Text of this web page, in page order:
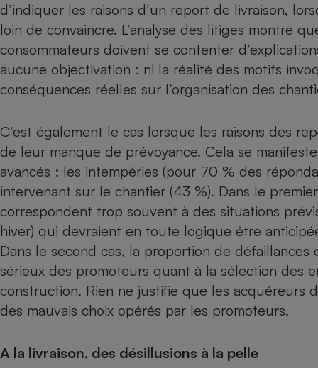
d’indiquer les raisons d’un report de livraison,
loin de convaincre. L’analyse des litiges montre
consommateurs doivent se contenter
aucune objectivation : ni la réalité des motifs
conséquences réelles sur l’organisation des
C’est également le cas lorsque les raisons des
de leur manque de prévoyance. Cela se
avancés : les intempéries (pour 70 % des
intervenant sur le chantier (43 %). Dans le
correspondent trop souvent à des situations
hiver) qui devraient en toute logique être
Dans le second cas, la proportion de
sérieux des promoteurs quant à la sélection des
construction. Rien ne justifie que les acquéreurs
des mauvais choix opérés par les promoteurs.
A la livraison, des désillusions à la pelle
Plaque de cuisson à
induction
Climatiseur -
Ventilateur
Antivirus
Radiateur électrique
Climatiseur -
Ventilateur